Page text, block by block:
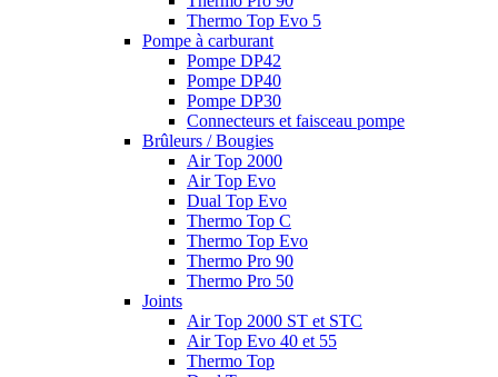
Thermo Top Evo 5
Pompe à carburant
Pompe DP42
Pompe DP40
Pompe DP30
Connecteurs et faisceau pompe
Brûleurs / Bougies
Air Top 2000
Air Top Evo
Dual Top Evo
Thermo Top C
Thermo Top Evo
Thermo Pro 90
Thermo Pro 50
Joints
Air Top 2000 ST et STC
Air Top Evo 40 et 55
Thermo Top